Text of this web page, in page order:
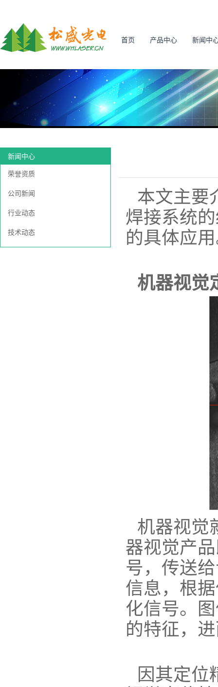
首页 产品中心 新闻中
新闻中心
荣誉资质
公司新闻
行业动态
技术动态
本文主要
焊接系统
的具体应
机器视觉
机器视觉
器视觉产
号，传送
信息，根
化信号。
的特征，
因其定位